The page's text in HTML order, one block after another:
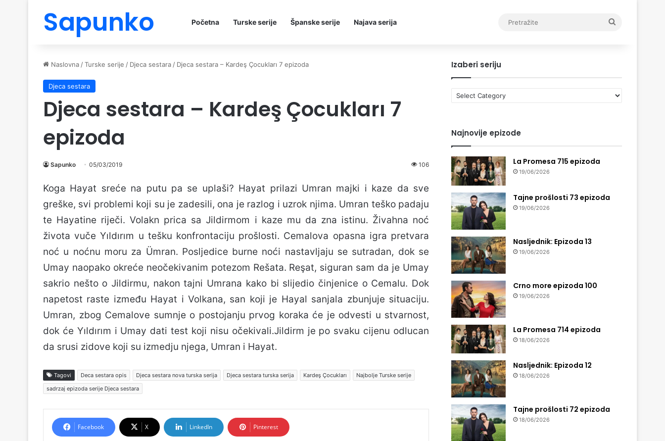
Sapunko Početna Turske serije Španske serije Najava serija
Naslovna /Turske serije / Djeca sestara / Djeca sestara – Kardeş Çocukları 7 epizoda
Djeca sestara
Djeca sestara – Kardeş Çocukları 7
epizoda
Sapunko 05/03/2019 106
Koga Hayat sreće na putu pa se uplaši? Hayat prilazi Umran majki i kaze da sve
greške, svi problemi koji su je zadesili, ona je razlog i uzrok njima. Umran teško padaju
te Hayatine riječi. Volakn prica sa Jildirmom i kaze mu da zna istinu. Živahna noć
života vuče Yıldırım u tešku konfrontaciju prošlosti. Cemalova opasna igra pretvara
noć u noćnu moru za Ümran. Posljedice burne noći nastavljaju se sutradan, dok se
Umay naopako okreće neočekivanim potezom Rešata. Reşat, siguran sam da je Umay
sakrio nešto o Jildirmu, nakon tajni Umrana kako bi slijedio činjenice o Cemalu. Dok
napetost raste između Hayat i Volkana, san koji je Hayal sanjala zbunjuje situaciju.
Umran, zbog Cemalove sumnje o postojanju prvog koraka će je odvesti u stvarnost,
dok će Yıldırım i Umay dati test koji nisu očekivali.Jildirm je po svaku cijenu odlucan
da srusi zidove koji su izmedju njega, Umran i Hayat.
Tagovi Deca sestara opis Djeca sestara nova turska serija Djeca sestara turska serija Kardeş Çocukları
Najbolje Turske serije
sadrzaj epizoda serije Djeca sestara
Facebook X LinkedIn Pinterest
Izaberi seriju
Izaberi
seriju
Najnovije epizode
La Promesa 715 epizoda
19/06/2026
Tajne prošlosti 73 epizoda
19/06/2026
Nasljednik: Epizoda 13
19/06/2026
Crno more epizoda 100
19/06/2026
La Promesa 714 epizoda
18/06/2026
Nasljednik: Epizoda 12
18/06/2026
Tajne prošlosti 72 epizoda
18/06/2026